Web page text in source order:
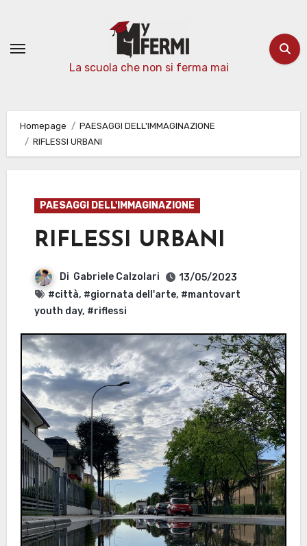
contenuto
La scuola che non si ferma mai
Homepage
PAESAGGI DELL'IMMAGINAZIONE
RIFLESSI URBANI
PAESAGGI DELL'IMMAGINAZIONE
RIFLESSI URBANI
Di Gabriele Calzolari
13/05/2023
#città, #giornata dell'arte, #mantovart
youth day, #riflessi